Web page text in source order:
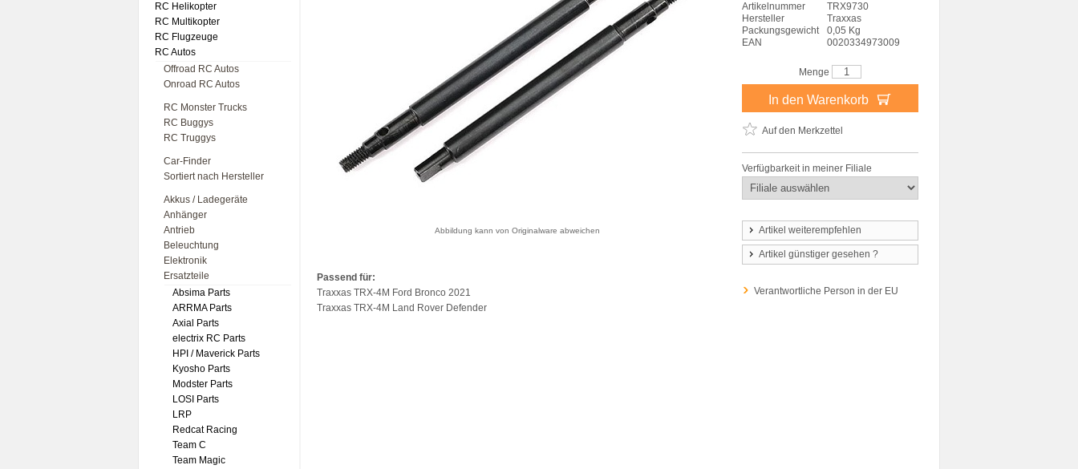
RC Helikopter
RC Multikopter
RC Flugzeuge
RC Autos
Offroad RC Autos
Onroad RC Autos
RC Monster Trucks
RC Buggys
RC Truggys
Car-Finder
Sortiert nach Hersteller
Akkus / Ladegeräte
Anhänger
Antrieb
Beleuchtung
Elektronik
Ersatzteile
Absima Parts
ARRMA Parts
Axial Parts
electrix RC Parts
HPI / Maverick Parts
Kyosho Parts
Modster Parts
LOSI Parts
LRP
Redcat Racing
Team C
Team Magic
Abbildung kann von Originalware abweichen
Passend für:
Traxxas TRX-4M Ford Bronco 2021
Traxxas TRX-4M Land Rover Defender
Artikelnummer
TRX9730
Hersteller
Traxxas
Packungsgewicht
0,05 Kg
EAN
0020334973009
Menge
In den Warenkorb
Auf den Merkzettel
Verfügbarkeit in meiner Filiale
Artikel weiterempfehlen
Artikel günstiger gesehen ?
Verantwortliche Person in der EU